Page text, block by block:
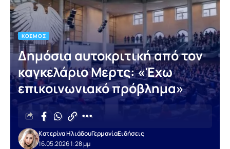
ΚΌΣΜΟΣ
Δημόσια αυτοκριτική από τον
καγκελάριο Μερτς: «Έχω
επικοινωνιακό πρόβλημα»
16.05.2026 1:28 μμ
Κατερίνα ΗλιάδουΓερμανίαΕιδήσεις